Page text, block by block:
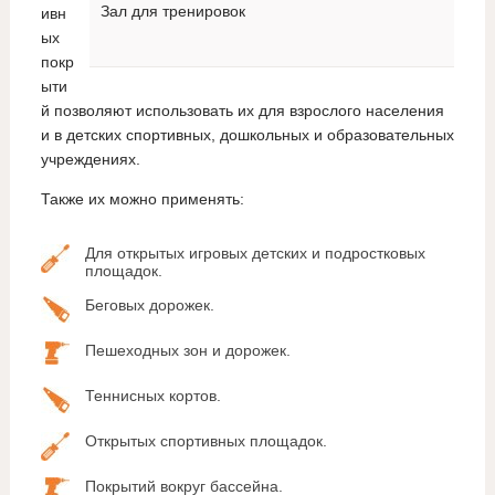
Зал для тренировок
ивн
ых
покр
ыти
й позволяют использовать их для взрослого населения
и в детских спортивных, дошкольных и образовательных
учреждениях.
Также их можно применять:
Для открытых игровых детских и подростковых
площадок.
Беговых дорожек.
Пешеходных зон и дорожек.
Теннисных кортов.
Открытых спортивных площадок.
Покрытий вокруг бассейна.